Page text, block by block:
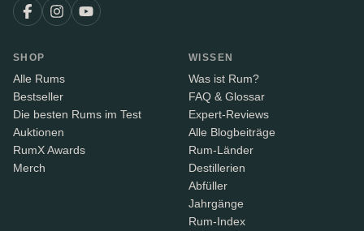
SHOP
Alle Rums
Bestseller
Die besten Rums im Test
Auktionen
RumX Awards
Merch
WISSEN
Was ist Rum?
FAQ & Glossar
Expert-Reviews
Alle Blogbeiträge
Rum-Länder
Destillerien
Abfüller
Jahrgänge
Rum-Index